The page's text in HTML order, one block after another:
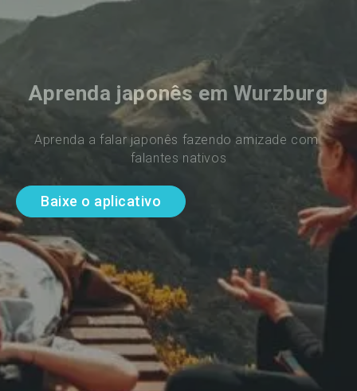
Aprenda japonês em Wurzburg
Aprenda a falar japonês fazendo amizade com
falantes nativos
Baixe o aplicativo